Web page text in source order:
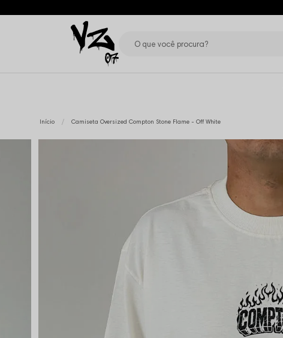
Início Camiseta Oversized Compton Stone Flame - Off White